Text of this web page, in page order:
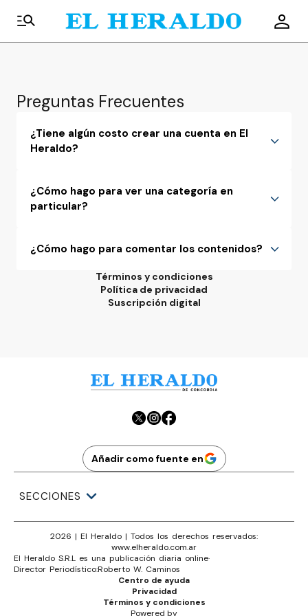
Preguntas Frecuentes
¿Tiene algún costo crear una cuenta en El
Heraldo?
permite comentar los contenidos que a diario se
publican en nuestro sitio.
¿Cómo hago para ver una categoría en
particular?
situado en la parte superior derecha de la pantalla,
todas las categorías y secciones especiales del
¿Cómo hago para comentar los contenidos?
Los comentarios son exclusivos para quienes están
registrados con un correo y una contraseña. Te
dejamos el link para que puedas crear una cuenta
Términos y condiciones
Política de privacidad
Suscripción digital
Añadir como fuente en
SECCIONES
2026 | El Heraldo | Todos los derechos reservados:
www.elheraldo.com.ar
El Heraldo S.R.L es una publicación diaria online·
Director Periodístico:Roberto W. Caminos
Términos y condiciones
Privacidad
Centro de ayuda
Powered by